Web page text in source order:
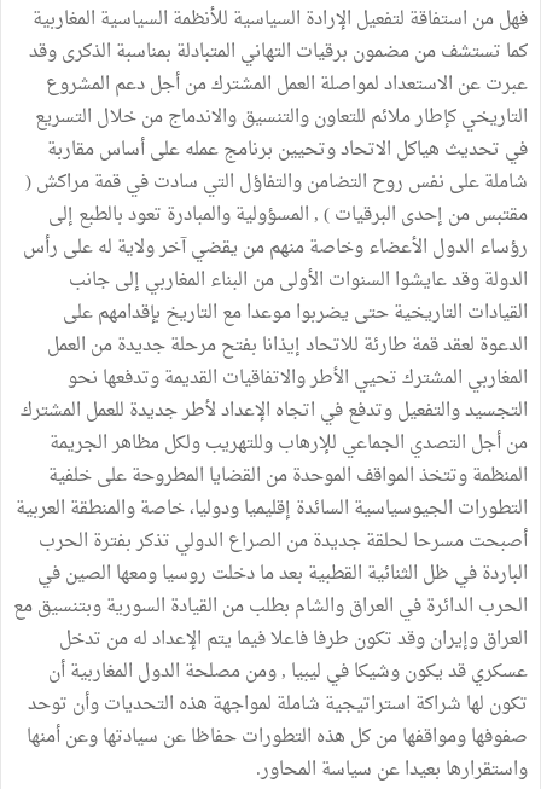
فهل من استفاقة لتفعيل الإرادة السياسية للأنظمة السياسية المغاربية
كما تستشف من مضمون برقيات التهاني المتبادلة بمناسبة الذكرى وقد
عبرت عن الاستعداد لمواصلة العمل المشترك من أجل دعم المشروع
التاريخي كإطار ملائم للتعاون والتنسيق والاندماج من خلال التسريع
في تحديث هياكل الاتحاد وتحيين برنامج عمله على أساس مقاربة
شاملة على نفس روح التضامن والتفاؤل التي سادت في قمة مراكش (
مقتبس من إحدى البرقيات ) , المسؤولية والمبادرة تعود بالطبع إلى
رؤساء الدول الأعضاء وخاصة منهم من يقضي آخر ولاية له على رأس
الدولة وقد عايشوا السنوات الأولى من البناء المغاربي إلى جانب
القيادات التاريخية حتى يضربوا موعدا مع التاريخ بإقدامهم على
الدعوة لعقد قمة طارئة للاتحاد إيذانا بفتح مرحلة جديدة من العمل
المغاربي المشترك تحيي الأطر والاتفاقيات القديمة وتدفعها نحو
التجسيد والتفعيل وتدفع في اتجاه الإعداد لأطر جديدة للعمل المشترك
من أجل التصدي الجماعي للإرهاب وللتهريب ولكل مظاهر الجريمة
المنظمة وتتخذ المواقف الموحدة من القضايا المطروحة على خلفية
التطورات الجيوسياسية السائدة إقليميا ودوليا، خاصة والمنطقة العربية
أصبحت مسرحا لحلقة جديدة من الصراع الدولي تذكر بفترة الحرب
الباردة في ظل الثنائية القطبية بعد ما دخلت روسيا ومعها الصين في
الحرب الدائرة في العراق والشام بطلب من القيادة السورية وبتنسيق مع
العراق وإيران وقد تكون طرفا فاعلا فيما يتم الإعداد له من تدخل
عسكري قد يكون وشيكا في ليبيا , ومن مصلحة الدول المغاربية أن
تكون لها شراكة استراتيجية شاملة لمواجهة هذه التحديات وأن توحد
صفوفها ومواقفها من كل هذه التطورات حفاظا عن سيادتها وعن أمنها
واستقرارها بعيدا عن سياسة المحاور.